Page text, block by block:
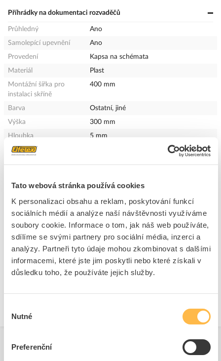
Tato webová stránka používá cookies
K personalizaci obsahu a reklam, poskytování funkcí
sociálních médií a analýze naší návštěvnosti využíváme
soubory cookie. Informace o tom, jak náš web používáte,
sdílíme se svými partnery pro sociální média, inzerci a
analýzy. Partneři tyto údaje mohou zkombinovat s dalšími
informacemi, které jste jim poskytli nebo které získali v
důsledku toho, že používáte jejich služby.
souhlasu
Nutné
Preferenční
Příhrádky na dokumentaci rozvaděčů
Průhledný
Ano
Samolepící upevnění
Ano
Provedení
Kapsa na schémata
Materiál
Plast
Montážní šířka pro
instalaci skříně
400 mm
Barva
Ostatní, jiné
Výška
300 mm
Hloubka
5 mm
Odpovědnost za produkt +
Eaton Elektrotechnika s.r.o.
Adresa: Komárovská 2406/57, 193 00 Praha 9 - Horní Počernice,
Česká republika
Telefon: +420 267 990 440
E-mail:
EatonCareCZ@eaton.com
https://www.eaton.com/cz/cs-cz.html
Ke stažení
Technické dokumenty
Technická specifikace.pdf